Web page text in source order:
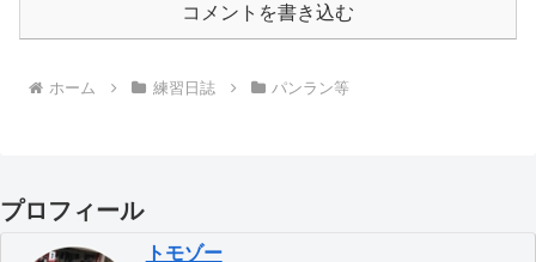
コメントを書き込む
ホーム 練習日誌 パンラン等
プロフィール
トモゾー